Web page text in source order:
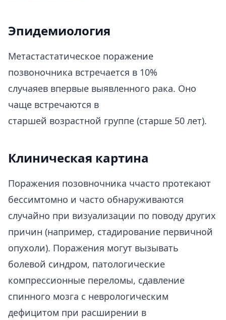
Эпидемиология
Метастастатическое поражение
позвоночника встречается в 10%
случаяев впервые выявленного рака. Оно
чаще встречаются в
старшей возрастной группе (старше 50 лет).
Клиническая картина
Поражения позовночника ччасто протекают
бессимтомно и часто обнаруживаются
случайно при визуализации по поводу других
причин (например, стадирование первичной
опухоли). Поражения могут вызывать
болевой синдром, патологические
компрессионные переломы, сдавление
спинного мозга с неврологическим
дефицитом при расширении в